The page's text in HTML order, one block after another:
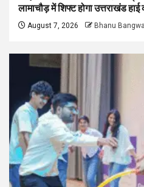
लामाचौड़ में शिफ्ट होगा उत्तराखंड हाई
August 7, 2026 Bhanu Bangwal